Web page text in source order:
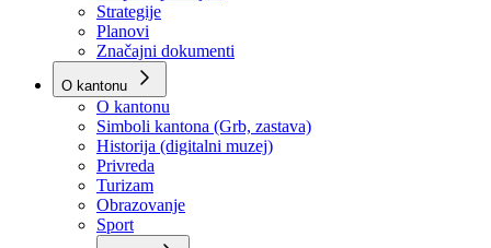
Poslovnik
Program rada Vlade
Ekspoze premijera
Strategije
Planovi
Značajni dokumenti
O kantonu
O kantonu
Simboli kantona (Grb, zastava)
Historija (digitalni muzej)
Privreda
Turizam